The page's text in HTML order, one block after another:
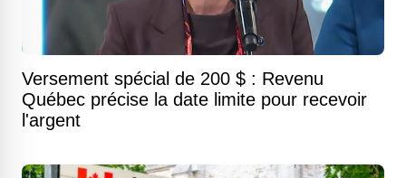
Versement spécial de 200 $ : Revenu
Québec précise la date limite pour recevoir
l'argent